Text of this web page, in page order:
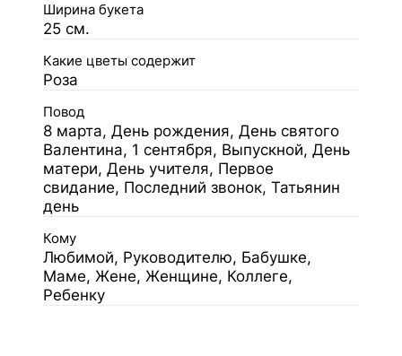
Ширина букета
25 см.
Какие цветы содержит
Роза
Повод
8 марта, День рождения, День святого
Валентина, 1 сентября, Выпускной, День
матери, День учителя, Первое
свидание, Последний звонок, Татьянин
день
Кому
Любимой, Руководителю, Бабушке,
Маме, Жене, Женщине, Коллеге,
Ребенку